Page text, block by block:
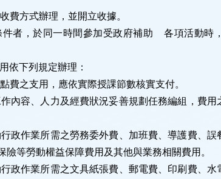
費方式辦理，並開立收據。
者，於同一時間參加受政府補助
各項活動時
依下列規定辦理：
費之支用，應依實際授課節數核實支付。
內容、人力及經費狀況妥善規劃任務編組，費用
政作業所需之勞務委外費、加班費、導護費、誤
險等勞動權益保障費用及其他與業務相關費用。
政作業所需之文具紙張費、郵電費、印刷費、